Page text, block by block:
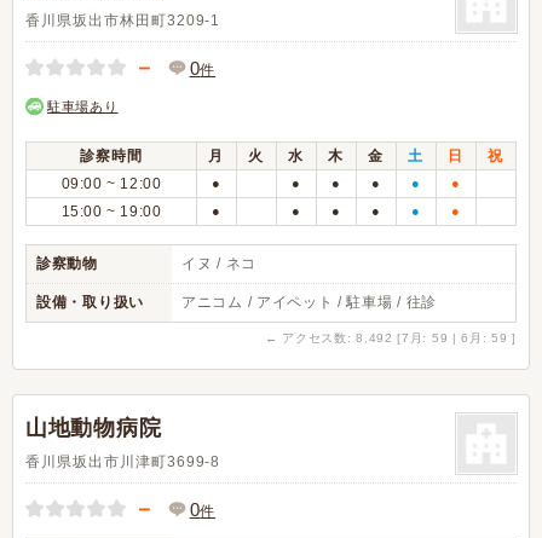
香川県坂出市林田町3209-1
－ 0件
駐車場あり
診察時間 月 火 水 木 金 土 日
祝
09:00 ~ 12:00
● ● ● ● ● ●
15:00 ~ 19:00 ● ● ● ● ● ●
診察動物 イヌ / ネコ
設備・取り扱い アニコム / アイペット / 駐車場 / 往診
← アクセス数: 8,492 [7月: 59 | 6月: 59 ]
山地動物病院
香川県坂出市川津町3699-8
－ 0件